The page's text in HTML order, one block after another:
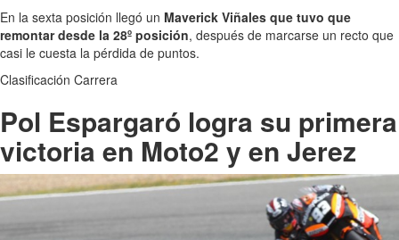
En la sexta posición llegó un Maverick Viñales que tuvo que
remontar desde la 28º posición, después de marcarse un recto que
casi le cuesta la pérdida de puntos.
Clasificación Carrera
Pol Espargaró logra su primera
victoria en Moto2 y en Jerez